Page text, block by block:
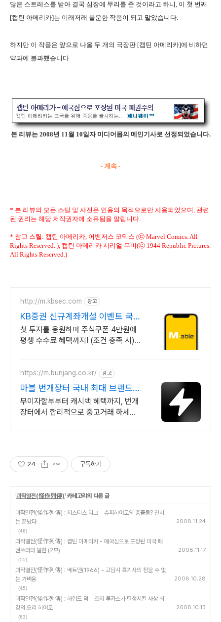
많은 스트레스를 받아 결국 심장에 무리를 준 것이라고 하니, 이 첫 번째
[캡틴 아메리카]는 이래저래 불운한 작품이 되고 말았습니다.
하지만 이 작품은 앞으로 나올 두 개의 극장판 [캡틴 아메리카]에 비하면
약과에 불과했습니다.
본 리뷰는 2008년 11월 10일자 미디어몹의 메인기사로 선정되었습니다.
- 계속 -
* 본 리뷰의 모든 스틸 및 사진은 인용의 목적으로만 사용되었으며, 관련
된 권리는 해당 저작권자에 소유됨을 알립니다.
* 참고 스틸: 캡틴 아메리카, 어벤저스 코믹스 (ⓒ Marvel Comics. All
Rights Reserved. ), 캡틴 아메리카 시리얼 무비(ⓒ 1944 Republic Pictures.
All Rights Reserved.)
http://m.kbsec.com 광고
KB증권 신규계좌개설 이벤트 국내
주식쿠폰 최대 5만원
첫 투자를 응원하며 주식쿠폰 4만원에
평생 수수료 혜택까지! (조건 충족 시)
https://m.bunjang.co.kr/ 광고
마블 번개장터 국내 최대 브랜드
중고거래
무이자할부부터 캐시백 혜택까지, 번개
장터에서 합리적으로 중고거래 하세요
24 구독하기
'괴작열전(怪作列傳)' 카테고리의 다른 글
괴작열전(怪作列傳) : 저스티스 리그 - 슈퍼히어로의 총출동? 잔치
는 끝났다
(46)
2008.11.24
괴작열전(怪作列傳) : 캡틴 아메리카 - 애국심으로 포장된 미국 패
권주의의 발현 (2부)
(55)
2008.11.17
괴작열전(怪作列傳) : 배트맨(1966) - 고담시 흑기사의 참을 수 없
는 가벼움
(45)
2008.10.28
괴작열전(怪作列傳) : 하워드 덕 - 조지 루카스가 탄생시킨 사상 최
강의 오리 히어로
(63)
2008.10.13